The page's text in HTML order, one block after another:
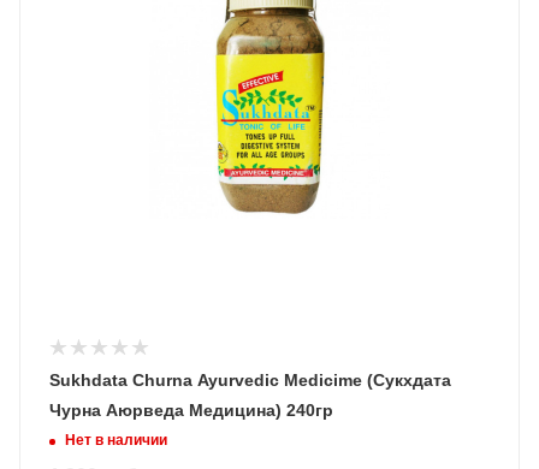
Sukhdata Churna Ayurvedic Medicime (Сукхдата
Чурна Аюрведа Медицина) 240гр
Нет в наличии